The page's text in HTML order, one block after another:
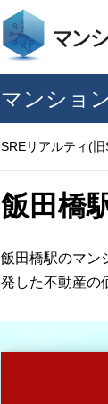
マンショ
SREリアルティ(旧
飯田橋
飯田橋駅のマン
発した不動産の